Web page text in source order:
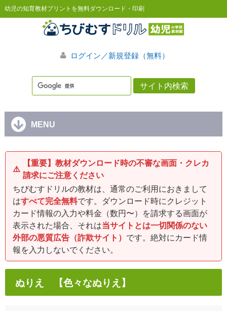
幼児の知育教材プリントを無料ダウンロード・印刷
ログイン／新規登録（無料）
MENU
⚠️
【重要】教材ダウンロード時の不審な画面・クレカ
請求にご注意ください
ちびむすドリルの教材は、通常のご利用におきまして
はすべて完全無料です。ダウンロード時にクレジット
カード情報の入力や料金（数円〜）を請求する画面が
表示された場合、それは当サイトとは一切関係のない
外部の悪質広告（詐欺サイト） です。絶対にカード情
報を入力しないでください。
ぬりえ 【色々なぬりえ】